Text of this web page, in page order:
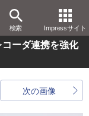
検索 Impressサイト
ーダ連携を強化
次の画像